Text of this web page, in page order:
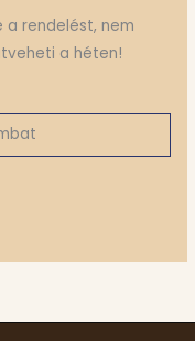
a rendelést, nem
a héten!